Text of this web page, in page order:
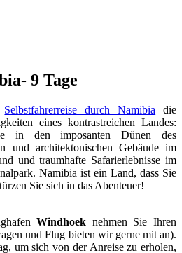
9 Tage
Selbstfahrerreise durch Namibia die
eines kontrastreichen Landes:
in den imposanten Dünen des
und architektonischen Gebäude im
und traumhafte Safarierlebnisse im
Namibia ist ein Land, dass Sie
Sie sich in das Abenteuer!
Windhoek nehmen Sie Ihren
und Flug bieten wir gerne mit an).
um sich von der Anreise zu erholen,